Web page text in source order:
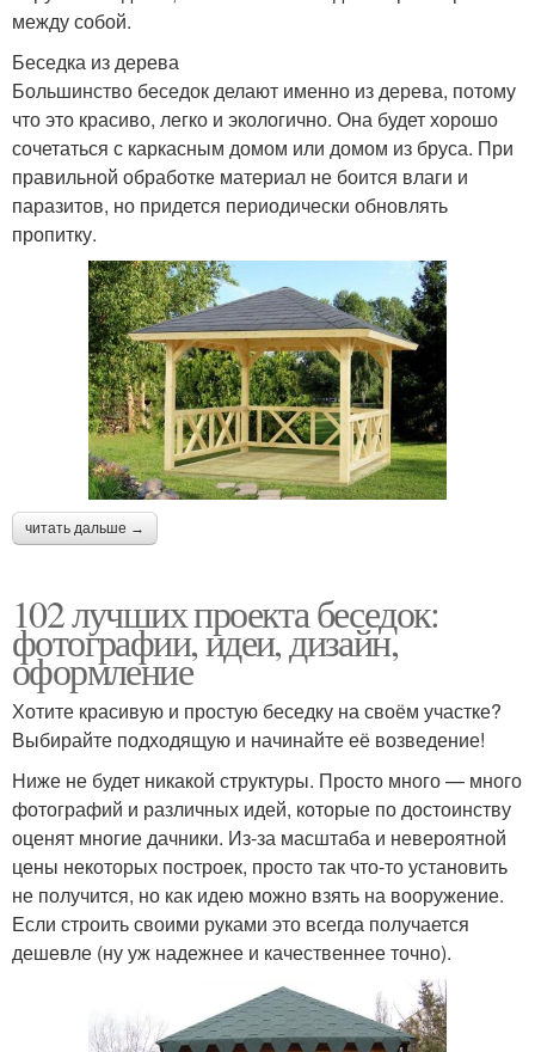
между собой.
Беседка из дерева
Большинство беседок делают именно из дерева, потому
что это красиво, легко и экологично. Она будет хорошо
сочетаться с каркасным домом или домом из бруса. При
правильной обработке материал не боится влаги и
паразитов, но придется периодически обновлять
пропитку.
читать дальше →
102 лучших проекта беседок:
фотографии, идеи, дизайн,
оформление
Хотите красивую и простую беседку на своём участке?
Выбирайте подходящую и начинайте её возведение!
Ниже не будет никакой структуры. Просто много — много
фотографий и различных идей, которые по достоинству
оценят многие дачники. Из-за масштаба и невероятной
цены некоторых построек, просто так что-то установить
не получится, но как идею можно взять на вооружение.
Если строить своими руками это всегда получается
дешевле (ну уж надежнее и качественнее точно).